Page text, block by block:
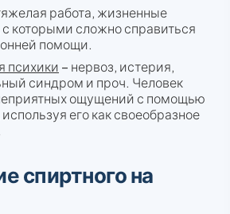
работа, жизненные
которыми сложно справиться
помощи.
психики – нервоз, истерия,
синдром и проч. Человек
ощущений с помощью
его как своеобразное
спиртного на